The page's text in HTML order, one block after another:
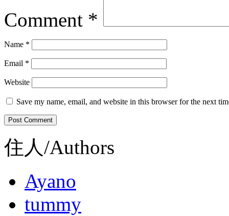
Comment *
Name *
Email *
Website
Save my name, email, and website in this browser for the next
住人/Authors
Ayano
tummy